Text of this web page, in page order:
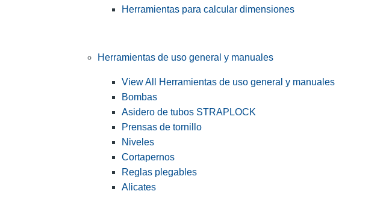
Herramientas para calcular dimensiones
Herramientas de uso general y manuales
View All Herramientas de uso general y manuales
Bombas
Asidero de tubos STRAPLOCK
Prensas de tornillo
Niveles
Cortapernos
Reglas plegables
Alicates